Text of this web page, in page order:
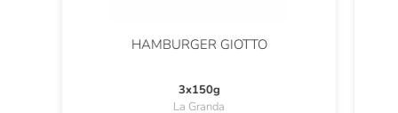
HAMBURGER GIOTTO
3x150g
La Granda